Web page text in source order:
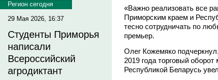
Регион сегодня
29 Мая 2026, 16:37
Студенты Приморья
написали
Всероссийский
агродиктант
«Важно реализовать все
Приморским краем и
тесно сотрудничать по
премьер.
Олег Кожемяко
2019 года торговый
Республикой Беларусь